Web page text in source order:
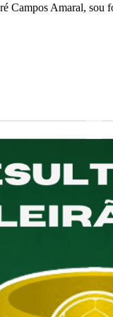
Campos Amaral, sou